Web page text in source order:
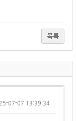
목록
07-07 13:39:34